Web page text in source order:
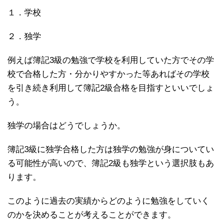
１．学校
２．独学
例えば簿記3級の勉強で学校を利用していた方でその学
校で合格した方・分かりやすかった等あればその学校
を引き続き利用して簿記2級合格を目指すといいでしょ
う。
独学の場合はどうでしょうか。
簿記3級に独学合格した方は独学の勉強が身についてい
る可能性が高いので、簿記2級も独学という選択肢もあ
ります。
このように過去の実績からどのように勉強をしていく
のかを決めることが考えることができます。